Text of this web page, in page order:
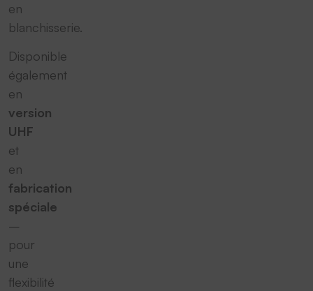
en
blanchisserie.
Disponible
également
en
version
UHF
et
en
fabrication
spéciale
–
pour
une
flexibilité